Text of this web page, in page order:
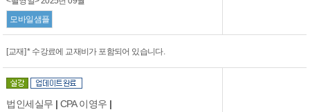
모바일샘플
[교재] * 수강료에 교재비가 포함되어 있습니다.
법인세실무 | CPA 이영우 |